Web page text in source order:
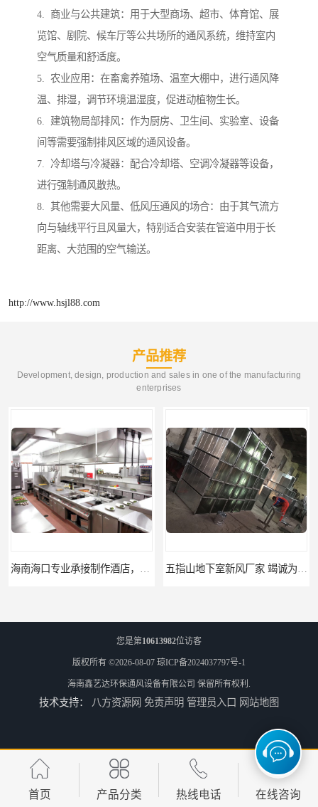
4. 商业与公共建筑：用于大型商场、超市、体育馆、展
览馆、剧院、候车厅等公共场所的通风系统，维持室内
空气质量和舒适度。
5. 农业应用：在畜禽养殖场、温室大棚中，进行通风降
温、排湿，调节环境温湿度，促进动植物生长。
6. 建筑物局部排风：作为厨房、卫生间、实验室、设备
间等需要强制排风区域的通风设备。
7. 冷却塔与冷凝器：配合冷却塔、空调冷凝器等设备，
进行强制通风散热。
8. 其他需要大风量、低风压通风的场合：由于其气流方
向与轴线平行且风量大，特别适合安装在管道中用于长
距离、大范围的空气输送。
http://www.hsjl88.com
产品推荐
Development, design, production and sales in one of the manufacturing
enterprises
文昌消防管道工程 免费上门测量设计 临高县消防排烟工程 竭诚为您服务
您是第10613982位访客
版权所有 ©2026-08-07 琼ICP备2024037797号-1
海南鑫艺达环保通风设备有限公司 保留所有权利.
技术支持： 八方资源网 免责声明 管理员入口 网站地图
首页 产品分类 热线电话 在线咨询